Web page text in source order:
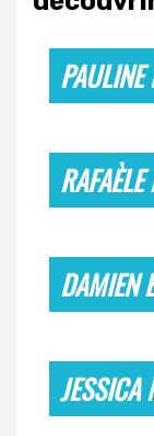
PAULINE
DAMIEN
JESSICA